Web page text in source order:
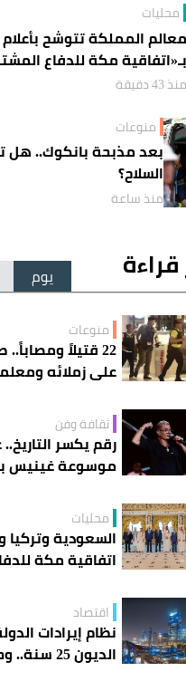
محليات
معالم المملكة تتوشح بأعلام
بـ«اتفاقية مكة للدفاع
منذ 43 دقيقة
منوعات
بعد مذبحة بانكوك.. هل
السلاح؟
منذ ساعة
قراءة يوم
منوعات
22 قتيلاً
على زملائه
ثقافة وفن
رقم يكسر
موسوعة غينيس
محليات
السعودية وتركيا
اتفاقية مكة
اقتصاد
نظام إيرادات
الديون 25